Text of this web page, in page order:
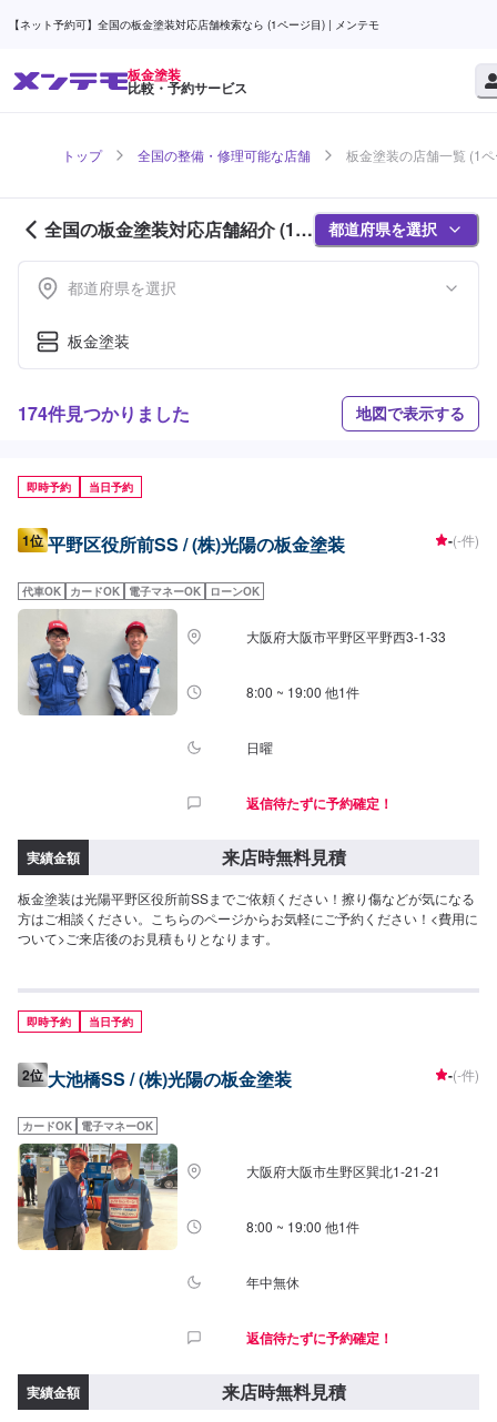
【ネット予約可】全国の板金塗装対応店舗検索なら (1ページ目) | メンテモ
板金塗装
比較・予約サービス
トップ 全国の整備・修理可能な店舗 板金塗装の店舗一覧 (1
全国の板金塗装対応店舗紹介 (1ペ
ージ目)
都道府県を選択
都道府県を選択
板金塗装
174件見つかりました 地図で表示する
即時予約 当日予約
1位 平野区役所前SS / (株)光陽の板金塗装 -(-件)
代車OK カードOK 電子マネーOK ローンOK
大阪府大阪市平野区平野西3-1-33
8:00 ~ 19:00 他1件
日曜
返信待たずに予約確定！
実績金額 来店時無料見積
板金塗装は光陽平野区役所前SSまでご依頼ください！擦り傷などが気になる
方はご相談ください。こちらのページからお気軽にご予約ください！<費用に
ついて>ご来店後のお見積もりとなります。
即時予約 当日予約
2位 大池橋SS / (株)光陽の板金塗装 -(-件)
カードOK 電子マネーOK
大阪府大阪市生野区巽北1-21-21
8:00 ~ 19:00 他1件
年中無休
返信待たずに予約確定！
実績金額 来店時無料見積